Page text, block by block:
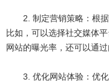
2. 制定营销策略：根据
比如，可以选择社交媒体
网站的曝光率，还可以通
3. 优化网站体验：优化